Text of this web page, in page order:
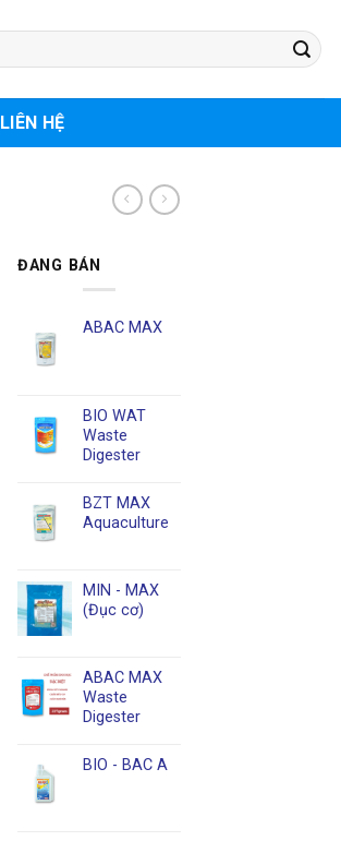
LIÊN HỆ
ĐANG BÁN
ABAC MAX
BIO WAT
Waste
Digester
BZT MAX
Aquaculture
MIN - MAX
(Đục cơ)
ABAC MAX
Waste
Digester
BIO - BAC A